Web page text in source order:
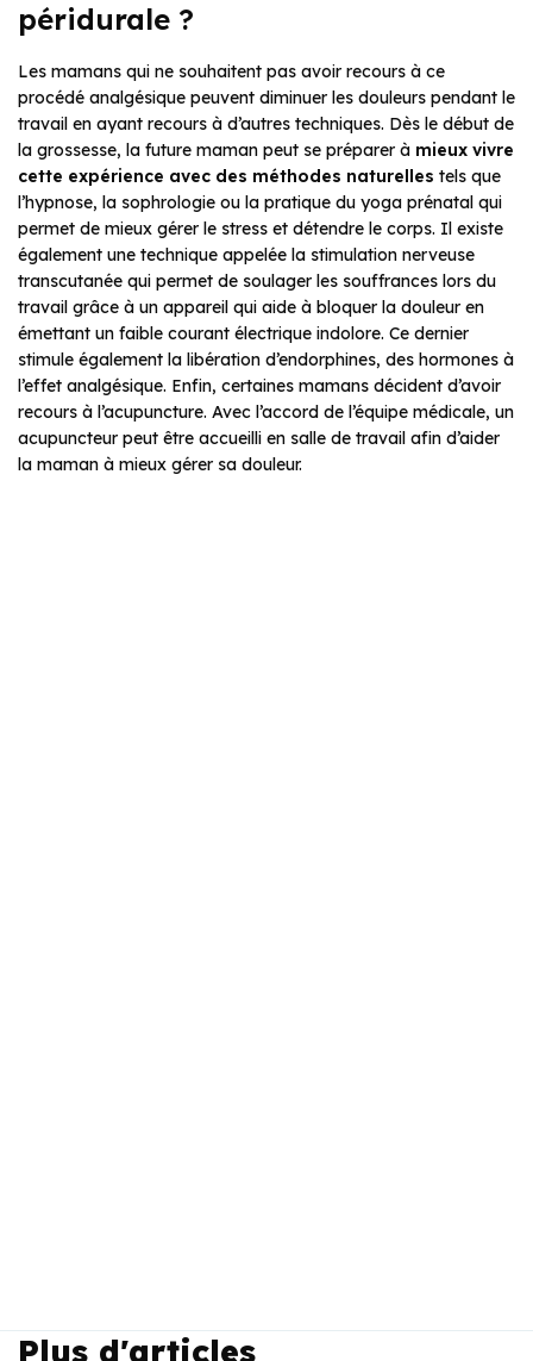
péridurale ?
Les mamans qui ne souhaitent pas avoir recours à ce
procédé analgésique peuvent diminuer les douleurs pendant le
travail en ayant recours à d’autres techniques. Dès le début de
la grossesse, la future maman peut se préparer à mieux vivre
cette expérience avec des méthodes naturelles tels que
l’hypnose, la sophrologie ou la pratique du yoga prénatal qui
permet de mieux gérer le stress et détendre le corps. Il existe
également une technique appelée la stimulation nerveuse
transcutanée qui permet de soulager les souffrances lors du
travail grâce à un appareil qui aide à bloquer la douleur en
émettant un faible courant électrique indolore. Ce dernier
stimule également la libération d’endorphines, des hormones à
l’effet analgésique. Enfin, certaines mamans décident d’avoir
recours à l’acupuncture. Avec l’accord de l’équipe médicale, un
acupuncteur peut être accueilli en salle de travail afin d’aider
la maman à mieux gérer sa douleur.
Plus d'articles